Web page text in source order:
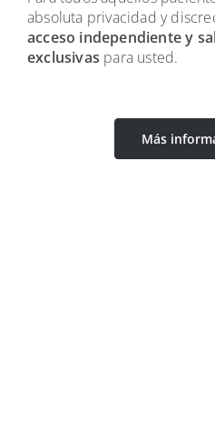
absoluta privacidad y
acceso independiente y
exclusivas para usted.
Más